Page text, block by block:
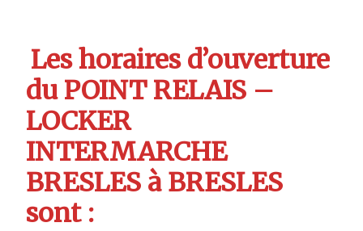
Les horaires d’ouverture
du POINT RELAIS –
LOCKER
INTERMARCHE
BRESLES à BRESLES
sont :